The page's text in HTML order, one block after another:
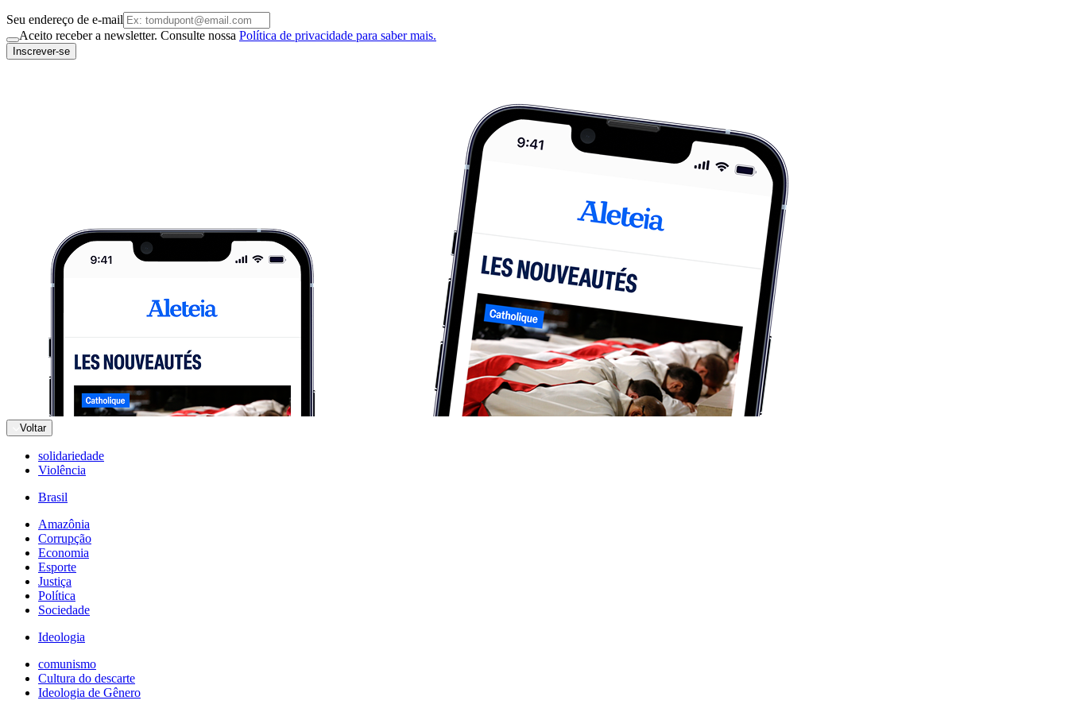
Seu endereço de e-mail
Aceito receber a newsletter. Consulte nossa Política de privacidade para saber mais.
Inscrever-se
Voltar
solidariedade
Violência
Brasil
Amazônia
Corrupção
Economia
Esporte
Justiça
Política
Sociedade
Ideologia
comunismo
Cultura do descarte
Ideologia de Gênero